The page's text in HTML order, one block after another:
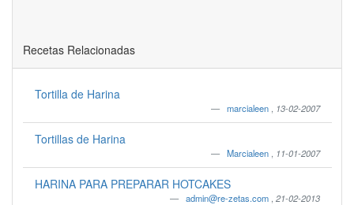
Recetas Relacionadas
Tortilla de Harina
marcialeen 13-02-2007
Tortillas de Harina
Marcialeen 11-01-2007
HARINA PARA PREPARAR HOTCAKES
admin@re-zetas.com 21-02-2013